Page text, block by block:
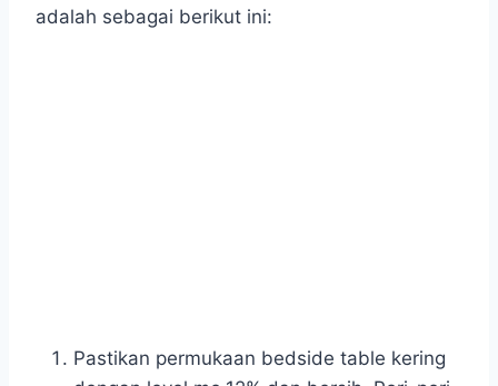
adalah sebagai berikut ini:
Pastikan permukaan bedside table kering